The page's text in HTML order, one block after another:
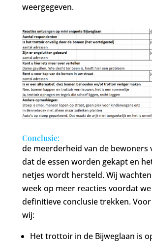
weergegeven.
Conclusie:
de meerderheid van de bewoners
dat de essen worden gekapt en
netjes wordt hersteld. Wij
week op meer reacties voordat
definitieve conclusie trekken.
wij:
Het trottoir in de Bijweglaan is